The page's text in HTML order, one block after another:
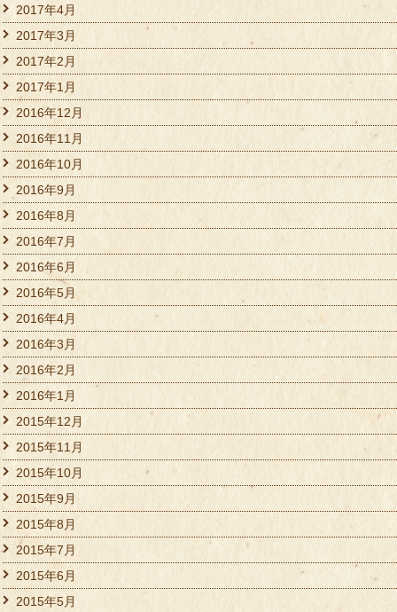
2017年4月
2017年3月
2017年2月
2017年1月
2016年12月
2016年11月
2016年10月
2016年9月
2016年8月
2016年7月
2016年6月
2016年5月
2016年4月
2016年3月
2016年2月
2016年1月
2015年12月
2015年11月
2015年10月
2015年9月
2015年8月
2015年7月
2015年6月
2015年5月